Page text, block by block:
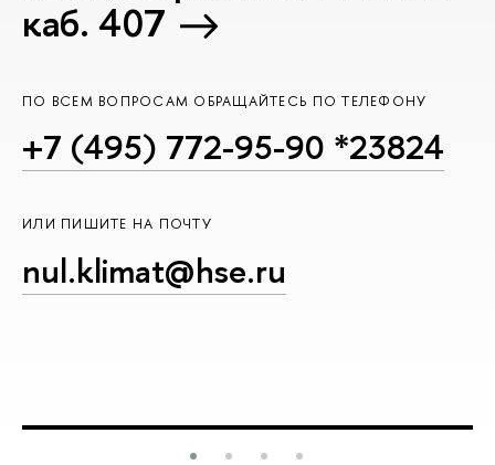
каб. 407
ПО ВСЕМ ВОПРОСАМ ОБРАЩАЙТЕСЬ ПО ТЕЛЕФОНУ
+7 (495) 772-95-90 *23824
ИЛИ ПИШИТЕ НА ПОЧТУ
nul.klimat@hse.ru